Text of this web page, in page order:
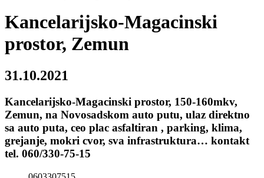
Kancelarijsko-Magacinski
prostor, Zemun
31.10.2021
Kancelarijsko-Magacinski prostor, 150-160mkv,
Zemun, na Novosadskom auto putu, ulaz direktno
sa auto puta, ceo plac asfaltiran , parking, klima,
grejanje, mokri cvor, sva infrastruktura… kontakt
tel. 060/330-75-15